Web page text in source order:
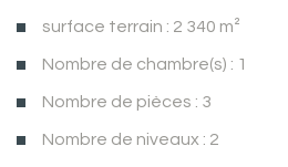
surface terrain : 2 340 m²
Nombre de chambre(s) : 1
Nombre de pièces : 3
Nombre de niveaux : 2